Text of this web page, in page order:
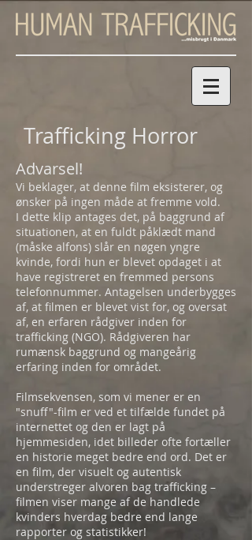
Trafficking Horror
Advarsel!
Vi beklager, at denne film eksisterer, og
ønsker på ingen måde at fremme vold.
I dette klip antages det, på baggrund af
situationen, at en fuldt påklædt mand
(måske alfons) slår en nøgen yngre
kvinde, fordi hun er blevet opdaget i at
have registreret en fremmed persons
telefonnummer. Antagelsen underbygges
af, at filmen er blevet vist for, og oversat
af, en erfaren rådgiver inden for
trafficking (NGO). Rådgiveren har
rumænsk baggrund og mangeårig
erfaring inden for området.
Filmsekvensen, som vi mener er en
"snuff"-film er ved et tilfælde fundet på
internettet og den er lagt på
hjemmesiden, idet billeder ofte fortæller
en historie meget bedre end ord. Det er
en film, der visuelt og autentisk
understreger alvoren bag trafficking –
filmen viser mange af de handlede
kvinders hverdag bedre end lange
rapporter og statistikker!